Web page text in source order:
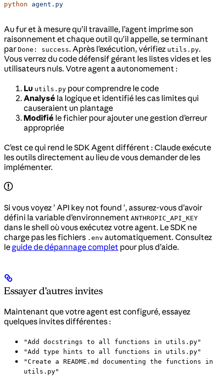
python agent.py
Au fur et à mesure qu’il travaille, l’agent imprime son
raisonnement et chaque outil qu’il appelle, se terminant
par Done: success. Après l’exécution, vérifiez utils.py.
Vous verrez du code défensif gérant les listes vides et les
utilisateurs nuls. Votre agent a autonomement :
Lu utils.py pour comprendre le code
Analysé la logique et identifié les cas limites qui
causeraient un plantage
Modifié le fichier pour ajouter une gestion d’erreur
appropriée
C’est ce qui rend le SDK Agent différent : Claude exécute
les outils directement au lieu de vous demander de les
implémenter.
Si vous voyez ’ API key not found ’, assurez-vous d’avoir
défini la variable d’environnement ANTHROPIC_API_KEY
dans le shell où vous exécutez votre agent. Le SDK ne
charge pas les fichiers .env automatiquement. Consultez
le guide de dépannage complet pour plus d’aide.
Essayer d’autres invites
Maintenant que votre agent est configuré, essayez
quelques invites différentes :
"Add docstrings to all functions in utils.py"
"Add type hints to all functions in utils.py"
"Create a README.md documenting the functions in
utils.py"